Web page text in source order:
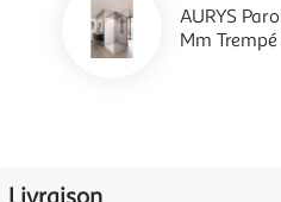
AURYS
Mm